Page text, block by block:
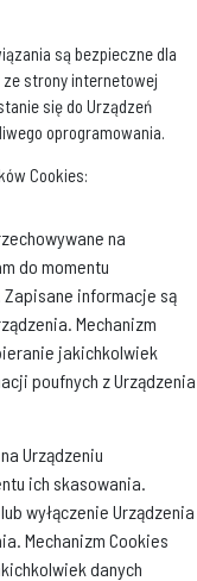
są bezpieczne dla
strony internetowej
się do Urządzeń
oprogramowania.
Cookies:
na
do momentu
informacje są
Mechanizm
jakichkolwiek
poufnych z Urządzenia
Urządzeniu
ich skasowania.
wyłączenie Urządzenia
Mechanizm Cookies
danych